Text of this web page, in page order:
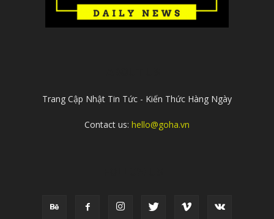
Trang Cập Nhật Tin Tức - Kiến Thức Hàng Ngày
Contact us: hello@goha.vn